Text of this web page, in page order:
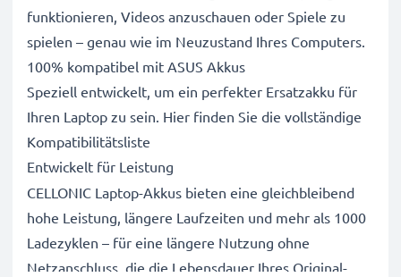
funktionieren, Videos anzuschauen oder Spiele zu
spielen – genau wie im Neuzustand Ihres Computers.
100% kompatibel mit ASUS Akkus
Speziell entwickelt, um ein perfekter Ersatzakku für
Ihren Laptop zu sein. Hier finden Sie die vollständige
Kompatibilitätsliste
Entwickelt für Leistung
CELLONIC Laptop-Akkus bieten eine gleichbleibend
hohe Leistung, längere Laufzeiten und mehr als 1000
Ladezyklen – für eine längere Nutzung ohne
Netzanschluss, die die Lebensdauer Ihres Original-